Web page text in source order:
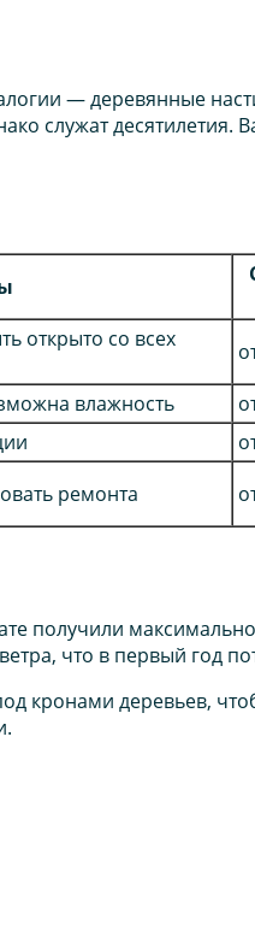
— деревянные
служат десятилетия.
открыто со всех
влажность
ремонта
получили
что в первый год
кронами деревьев,